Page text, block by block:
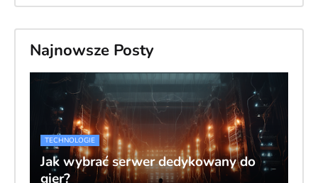
Najnowsze Posty
TECHNOLOGIE
Jak wybrać serwer dedykowany do
gier?